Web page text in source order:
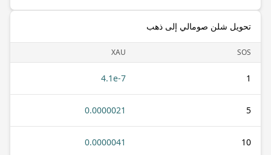
تحويل شلن صومالي إلى ذهب
SOS
XAU
1
4.1e-7
5
0.0000021
10
0.0000041